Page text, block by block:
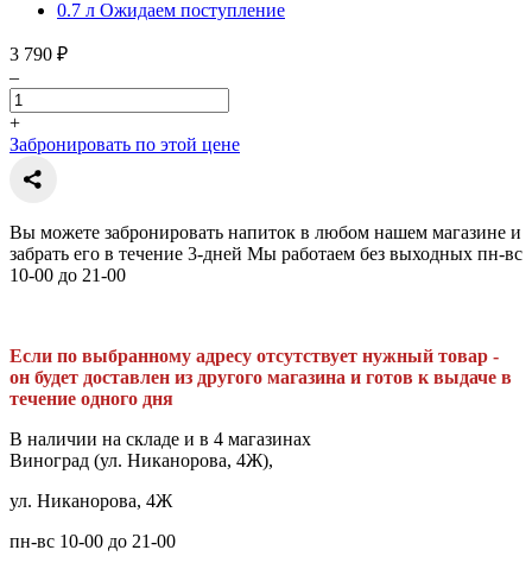
0.7 л Ожидаем поступление
3 790 ₽
–
+
Забронировать по этой цене
Вы можете забронировать напиток в любом нашем магазине и
забрать его в течение 3-дней Мы работаем без выходных пн-вс
10-00 до 21-00
Если по выбранному адресу отсутствует нужный товар -
он будет доставлен из другого магазина и готов к выдаче в
течение одного дня
В наличии на складе и в 4 магазинах
Виноград (ул. Никанорова, 4Ж),
ул. Никанорова, 4Ж
пн-вс 10-00 до 21-00